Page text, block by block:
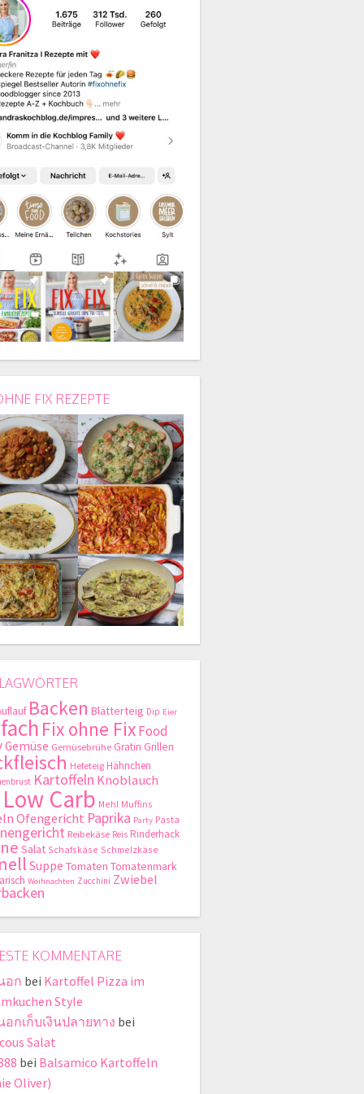
FIX REZEPTE
Backen Blätterteig Dip Eier
Fix ohne FixFood
Gemüse Gemüsebrühe Gratin Grillen
Hefeteig Hähnchen
Kartoffeln Knoblauch
Low Carb Mehl Muffins
Ofengericht Paprika Party Pasta
Reibekäse Reis Rinderhack
Salat Schafskäse Schmelzkäse
Suppe Tomaten Tomatenmark
Weihnachten Zucchini Zwiebel
KOMMENTARE
อก bei Kartoffel Pizza im
Style
กเก็บเงินปลายทาง bei
Salat
bei Balsamico Kartoffeln
Oliver)